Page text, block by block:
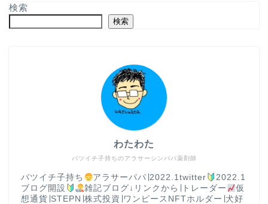
検索
検索
バツイチ子持ちのアラサーシンパパ薬剤師
わたわた
バツイチ子持ち アラサーパパ∣2022.1twitter
2022.1
ブログ開設
雑記ブログ↓リンクから∣トレーダー
仮
想通貨∣STEPN∣株式投資∣ワンピースNFTホルダー∣犬好